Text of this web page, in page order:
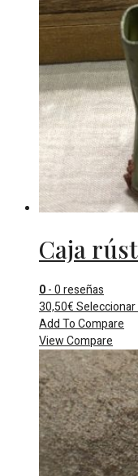
Caja
0- 0 reseñas
30,50€
Add To Compare
View Compare